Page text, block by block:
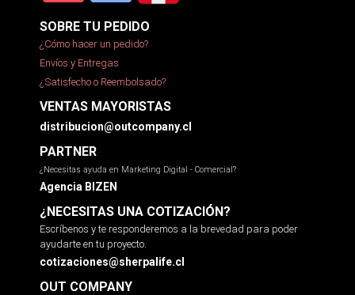
SOBRE TU PEDIDO
¿Cómo hacer un pedido?
Envíos y Entregas
¿Satisfecho o Reembolsado?
VENTAS MAYORISTAS
distribucion@outcompany.cl
PARTNER
¿Necesitas ayuda en Marketing Digital - Comercial?
Agencia BIZEN
¿NECESITAS UNA COTIZACIÓN?
Escríbenos y te responderemos a la brevedad para poder
ayudarte en tu proyecto.
cotizaciones@sherpalife.cl
OUT COMPANY